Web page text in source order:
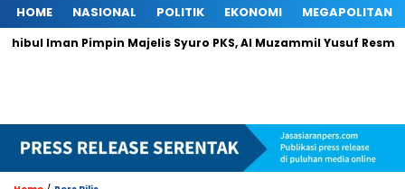
HOME NASIONAL POLITIK EKONOMI MEGAPOLITAN
Pimpin Majelis Syuro PKS, Al Muzammil Yusuf Resmi